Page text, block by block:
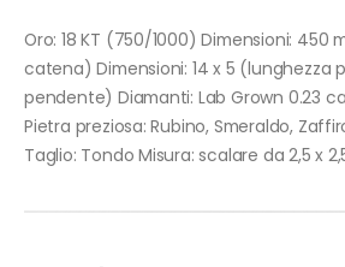
Oro: 18 KT (750/1000) Dimensioni: 450
catena) Dimensioni: 14 x 5 (lunghezza
pendente) Diamanti: Lab Grown 0.23
Pietra preziosa: Rubino, Smeraldo,
Taglio: Tondo Misura: scalare da 2,5 x